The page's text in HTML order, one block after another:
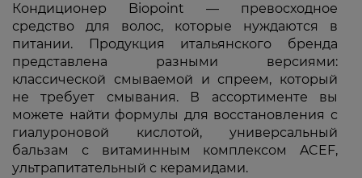
Кондиционер Biopoint — превосходное
средство для волос, которые нуждаются в
питании. Продукция итальянского бренда
представлена разными версиями:
классической смываемой и спреем, который
не требует смывания. В ассортименте вы
можете найти формулы для восстановления с
гиалуроновой кислотой, универсальный
бальзам с витаминным комплексом ACEF,
ультрапитательный с керамидами.